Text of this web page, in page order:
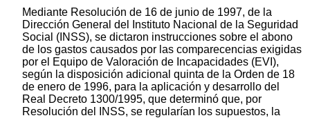
Mediante Resolución de 16 de junio de 1997, de la
Dirección General del Instituto Nacional de la Seguridad
Social (INSS), se dictaron instrucciones sobre el abono
de los gastos causados por las comparecencias exigidas
por el Equipo de Valoración de Incapacidades (EVI),
según la disposición adicional quinta de la Orden de 18
de enero de 1996, para la aplicación y desarrollo del
Real Decreto 1300/1995, que determinó que, por
Resolución del INSS, se regularían los supuestos, la